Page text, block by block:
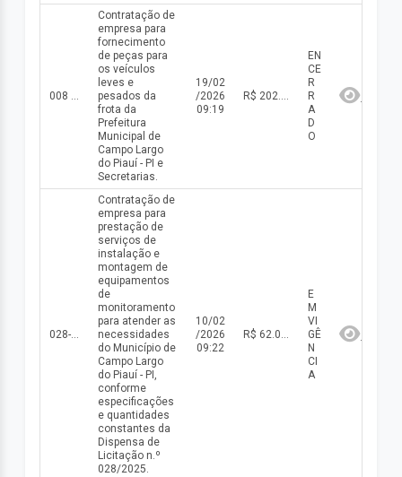
008 C/2026
Contratação de
empresa para
fornecimento
de peças para
os veículos
leves e
pesados da
frota da
Prefeitura
Municipal de
Campo Largo
do Piauí - PI e
Secretarias.
19/02
/2026
09:19
R$ 202.944,73(valor inicial) R$ 202.944,73(valor atualizado)
EN
CE
R
R
A
D
O
028-DISP/2025
Contratação de
empresa para
prestação de
serviços de
instalação e
montagem de
equipamentos
de
monitoramento
para atender as
necessidades
do Município de
Campo Largo
do Piauí - PI,
conforme
especificações
e quantidades
constantes da
Dispensa de
Licitação n.º
028/2025.
10/02
/2026
09:22
R$ 62.072,00(valor inicial) R$ 62.072,00(valor atualizado)
E
M
VI
GÊ
N
CI
A